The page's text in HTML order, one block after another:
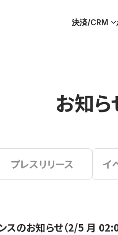
決済/CRM
お知ら
プレスリリース イ
スのお知らせ（2/5 月